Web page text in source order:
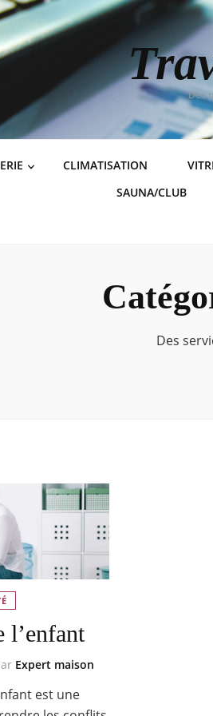
Des
CLIMATISATION
SAUNA/CLUB
Des
l’enfant
Expert maison
est une